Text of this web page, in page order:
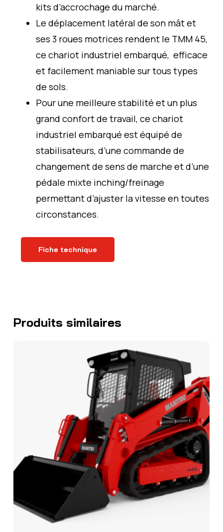
kits d’accrochage du marché.
Le déplacement latéral de son mât et
ses 3 roues motrices rendent le TMM 45,
ce chariot industriel embarqué, efficace
et facilement maniable sur tous types
de sols.
Pour une meilleure stabilité et un plus
grand confort de travail, ce chariot
industriel embarqué est équipé de
stabilisateurs, d’une commande de
changement de sens de marche et d’une
pédale mixte inching/freinage
permettant d’ajuster la vitesse en toutes
circonstances.
Fiche technique
Produits similaires